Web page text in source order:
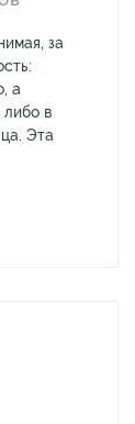
за
а
либо в
Эта